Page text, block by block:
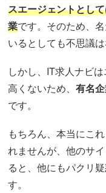
スエージェントとし
業です。そのため、
いるとしても不思議は
しかし、IT求人ナビ
高くないため、有名
です。
もちろん、本当にこ
れませんが、他のサ
ると、他にもパクリ
す。